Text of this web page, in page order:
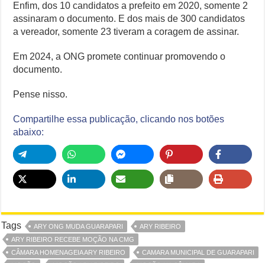
Enfim, dos 10 candidatos a prefeito em 2020, somente 2
assinaram o documento. E dos mais de 300 candidatos
a vereador, somente 23 tiveram a coragem de assinar.
Em 2024, a ONG promete continuar promovendo o
documento.
Pense nisso.
Compartilhe essa publicação, clicando nos botões
abaixo:
Tags ARY ONG MUDA GUARAPARI
ARY RIBEIRO
ARY RIBEIRO RECEBE MOÇÃO NA CMG
CÂMARA HOMENAGEIA ARY RIBEIRO
CAMARA MUNICIPAL DE GUARAPARI